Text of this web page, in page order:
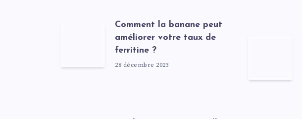
Comment la banane peut
améliorer votre taux de
ferritine ?
28 décembre 2023